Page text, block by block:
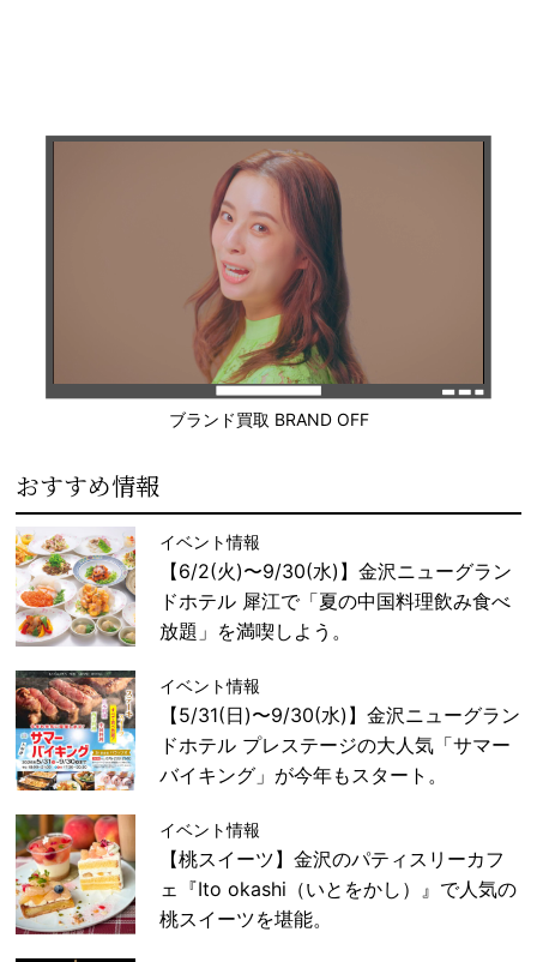
ブランド買取 BRAND OFF
おすすめ情報
イベント情報
【6/2(火)〜9/30(水)】金沢ニューグラン
ドホテル 犀江で「夏の中国料理飲み食べ
放題」を満喫しよう。
イベント情報
【5/31(日)〜9/30(水)】金沢ニューグラン
ドホテル プレステージの大人気「サマー
バイキング」が今年もスタート。
イベント情報
【桃スイーツ】金沢のパティスリーカフ
ェ『Ito okashi（いとをかし）』で人気の
桃スイーツを堪能。